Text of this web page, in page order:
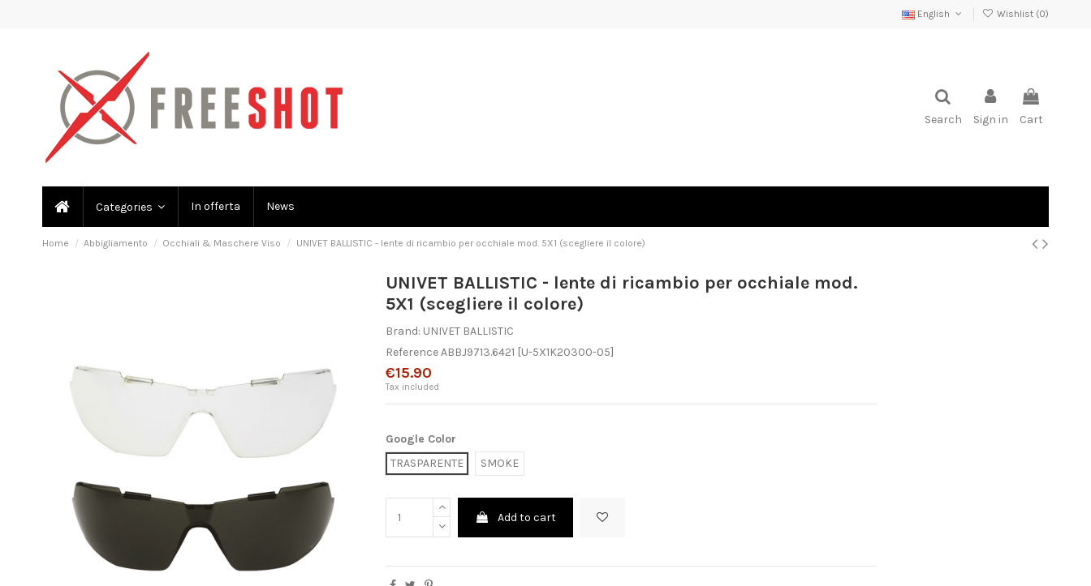
English Wishlist (0)
Search Sign in Cart
Categories In offerta News
Home Abbigliamento Occhiali & Maschere Viso UNIVET BALLISTIC - lente di ricambio per occhiale mod. 5X1 (scegliere il colore)
UNIVET BALLISTIC - lente di ricambio per occhiale mod.
5X1 (scegliere il colore)
Brand: UNIVET BALLISTIC
ReferenceABBJ9713.6421 [U-5X1K20300-05]
€15.90
Tax included
Google Color
TRASPARENTE
SMOKE
Add to cart